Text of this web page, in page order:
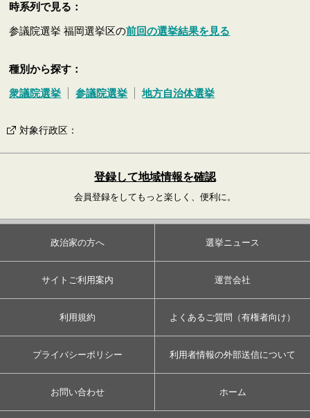
時系列で見る：
参議院選挙 福岡選挙区の前回の選挙結果を見る
種別から探す：
衆議院選挙 参議院選挙 地方自治体選挙
対象行政区 ：
登録して地域情報を確認
会員登録をしてもっと楽しく、便利に。
政治家の方へ 選挙ニュース
サイトご利用案内 運営会社
利用規約 よくあるご質問（有権者向け）
プライバシーポリシー 利用者情報の外部送信について
お問い合わせ ホーム